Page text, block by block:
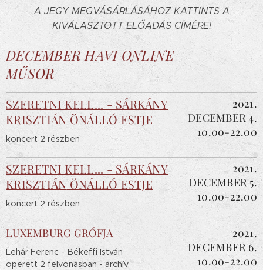
A JEGY MEGVÁSÁRLÁSÁHOZ KATTINTS A
KIVÁLASZTOTT ELŐADÁS CÍMÉRE!
DECEMBER HAVI ONLINE
MŰSOR
SZERETNI KELL... - SÁRKÁNY
KRISZTIÁN ÖNÁLLÓ ESTJE
koncert 2 részben
2021.
DECEMBER 4.
10.00-22.00
SZERETNI KELL... - SÁRKÁNY
KRISZTIÁNÖNÁLLÓ ESTJE
koncert 2 részben
2021.
DECEMBER 5.
10.00-22.00
LUXEMBURG GRÓFJA
Lehár Ferenc - Békeffi István
operett 2 felvonásban - archív
2021.
DECEMBER 6.
10.00-22.00